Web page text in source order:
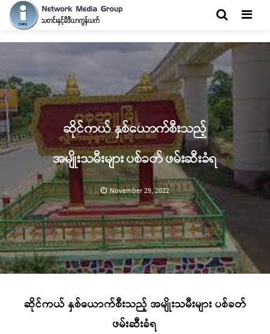
ဆိုင်ကယ် နှစ်ယောက်စီးသည့်
အမျိုးသမီးများ ပစ်ခတ် ဖမ်းဆီးခံရ
November 29, 2022
ဆိုင်ကယ် နှစ်ယောက်စီးသည့် အမျိုးသမီးများ ပစ်ခတ်
ဖမ်းဆီးခံရ